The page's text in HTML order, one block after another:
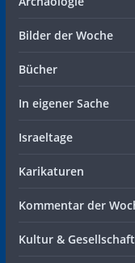
Bilder der Woche
Bücher
In eigener Sache
Israeltage
Karikaturen
Kommentar der
Kultur & Gesellschaft